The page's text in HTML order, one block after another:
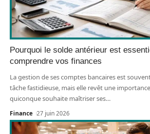
Pourquoi le solde antérieur est
comprendre vos finances
La gestion de ses comptes bancaires est
tâche fastidieuse, mais elle revêt une
quiconque souhaite maîtriser ses…
Finance 27 juin 2026